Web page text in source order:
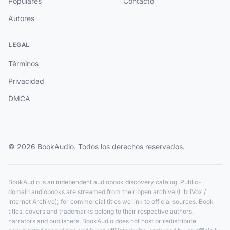
Autores
LEGAL
Términos
Privacidad
DMCA
© 2026 BookAudio. Todos los derechos reservados.
BookAudio is an independent audiobook discovery catalog. Public-
domain audiobooks are streamed from their open archive (LibriVox /
Internet Archive); for commercial titles we link to official sources. Book
titles, covers and trademarks belong to their respective authors,
narrators and publishers. BookAudio does not host or redistribute